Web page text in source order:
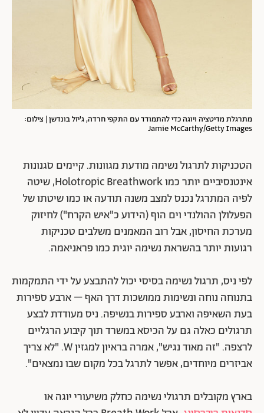
מתרגלת מדיטציה ויוגה כדי להתמודד עם התקפי חרדה,ג'יזל בונדשן | צילום:
Jamie McCarthy/Getty Images
הטכניקות לתרגול נשימה מודעת מגוונות. קיימים סגנונות
אינטנסיביים יותר כמו Holotropic Breathwork, שיטה
לפיה המתרגל נכנס למצב משנה תודעה או כמו שיטתו של
הפעלולן ההולנדי וים הוף (הידוע כ"איש הקרח") לחיזוק
מערכת החיסון, אבל רוב המאמנים משלבים טכניקות
רגועות יותר בהשראת נשימה יוגית כמו פראניאמה.
לפי ניס, תרגול נשימה בסיסי יכול להתבצע על ידי התמקמות
בתנוחה נוחה ונשימות ממושכות דרך האף – ארבע ספירות
בעת השאיפה וארבע ספירות בנשיפה. ניס מעודדת לבצע
תרגולים כאלה גם על הכיסא במשרד תוך קיבוע הרגליים
לרצפה. "זה מאוד נגיש", אמרה בראיון למגזין W. "לא צריך
אביזרים מיוחדים, אפשר לתרגל בכל מקום שבו נמצאים".
בארץ מקובלים תרגולי נשימה כחלק משיעורי יוגה או